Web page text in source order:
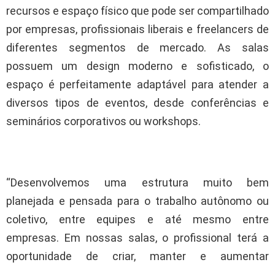
recursos e espaço físico que pode ser compartilhado
por empresas, profissionais liberais e freelancers de
diferentes segmentos de mercado. As salas
possuem um design moderno e sofisticado, o
espaço é perfeitamente adaptável para atender a
diversos tipos de eventos, desde conferências e
seminários corporativos ou workshops.
“Desenvolvemos uma estrutura muito bem
planejada e pensada para o trabalho autônomo ou
coletivo, entre equipes e até mesmo entre
empresas. Em nossas salas, o profissional terá a
oportunidade de criar, manter e aumentar